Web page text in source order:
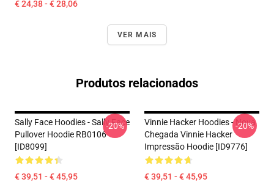
€ 24,38 - € 28,06
VER MAIS
Produtos relacionados
Sally Face Hoodies - Sally Face
Pullover Hoodie RB0106
[ID8099]
€ 39,51 - € 45,95
-20%
Vinnie Hacker Hoodies - Nova
Chegada Vinnie Hacker
Impressão Hoodie [ID9776]
€ 39,51 - € 45,95
-20%